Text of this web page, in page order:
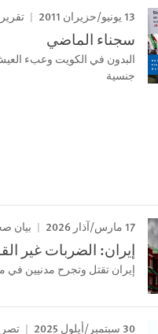
13 يونيو/حزيران 2011 تقرير
سجناء الماضي
البدون في الكويت وعبء
جنسية
17 مارس/آذار 2026 بيان
إيران: الضربات غير
إيران تقتل وتجرح مدنيين في
30 سبتمبر/أيلول 2025